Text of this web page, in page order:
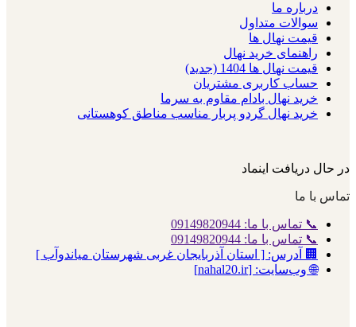
درباره ما
سوالات متداول
قیمت نهال ها
راهنمای خرید نهال
قیمت نهال ها 1404 (جدید)
حساب کاربری مشتریان
خرید نهال بادام مقاوم به سرما
خرید نهال گردو پربار مناسب مناطق کوهستانی
در حال دریافت اینماد
تماس با ما
📞 تماس با ما: 09149820944
📞 تماس با ما: 09149820944
🏢 آدرس: [ استان آذربایجان غربی شهرستان میاندوآب ]
🌐 وب‌سایت: [nahal20.ir]